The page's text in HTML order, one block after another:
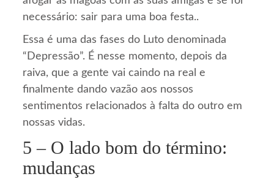
necessário: sair para uma boa festa..
Essa é uma das fases do Luto denominada
“Depressão”. É nesse momento, depois da
raiva, que a gente vai caindo na real e
finalmente dando vazão aos nossos
sentimentos relacionados à falta do outro em
nossas vidas.
5 – O lado bom do término:
mudanças